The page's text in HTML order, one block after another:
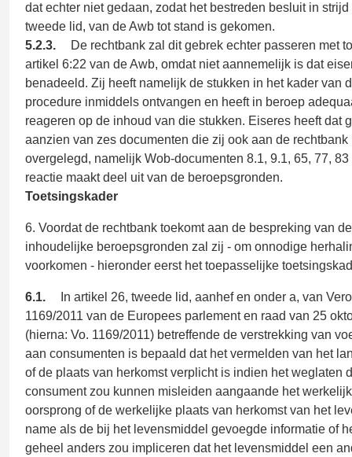
dat echter niet gedaan, zodat het bestreden besluit in strijd
tweede lid, van de Awb tot stand is gekomen.
5.2.3.
De rechtbank zal dit gebrek echter passeren met
artikel 6:22 van de Awb, omdat niet aannemelijk is dat
benadeeld. Zij heeft namelijk de stukken in het kader van
procedure inmiddels ontvangen en heeft in beroep
reageren op de inhoud van die stukken. Eiseres heeft dat
aanzien van zes documenten die zij ook aan de rechtbank
overgelegd, namelijk Wob-documenten 8.1, 9.1, 65, 77,
reactie maakt deel uit van de beroepsgronden.
Toetsingskader
6. Voordat de rechtbank toekomt aan de bespreking van
inhoudelijke beroepsgronden zal zij - om onnodige
voorkomen - hieronder eerst het toepasselijke
6.1.
In artikel 26, tweede lid, aanhef en onder a, van
1169/2011 van de Europees parlement en raad van 25
(hierna: Vo. 1169/2011) betreffende de verstrekking van
aan consumenten is bepaald dat het vermelden van het
of de plaats van herkomst verplicht is indien het weglaten
consument zou kunnen misleiden aangaande het
oorsprong of de werkelijke plaats van herkomst van het
name als de bij het levensmiddel gevoegde informatie of
geheel anders zou impliceren dat het levensmiddel een